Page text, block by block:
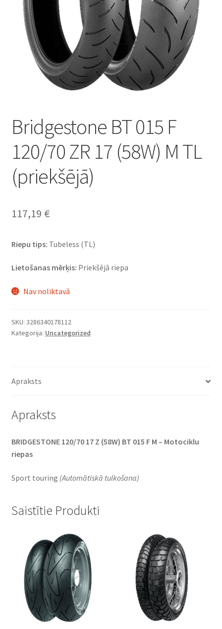
Bridgestone BT 015 F
120/70 ZR 17 (58W) M TL
(priekšējā)
117,19 €
Riepu tips: Tubeless (TL)
Lietošanas mērķis: Priekšējā riepa
Nav noliktavā
SKU: 3286340178112
Kategorija: Uncategorized
Apraksts
Apraksts
BRIDGESTONE 120/70 17 Z (58W) BT 015 F M – Motociklu
riepas
Sport touring (Automātiskā tulkošana)
Saistītie Produkti